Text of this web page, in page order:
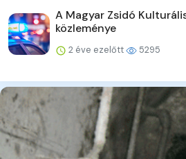
A Magyar Zsidó
közleménye
2 éve ezelőtt 5295